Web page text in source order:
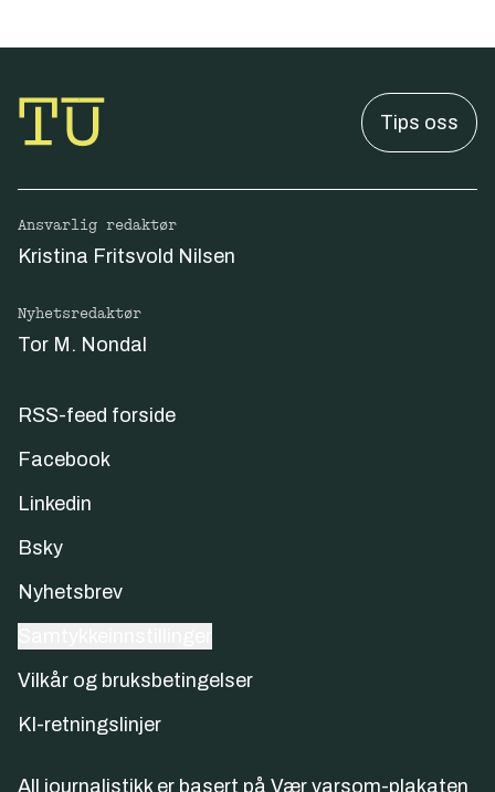
Tips oss
Ansvarlig redaktør
Kristina Fritsvold Nilsen
Nyhetsredaktør
Tor M. Nondal
RSS-feed forside
Facebook
Linkedin
Bsky
Nyhetsbrev
Vilkår og bruksbetingelser
KI-retningslinjer
All journalistikk er basert på Vær varsom-plakaten